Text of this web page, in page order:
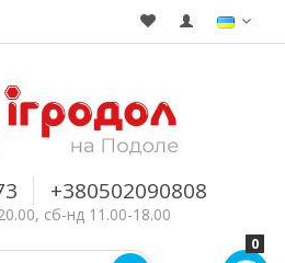
+380502090808
сб-нд 11.00-18.00
0